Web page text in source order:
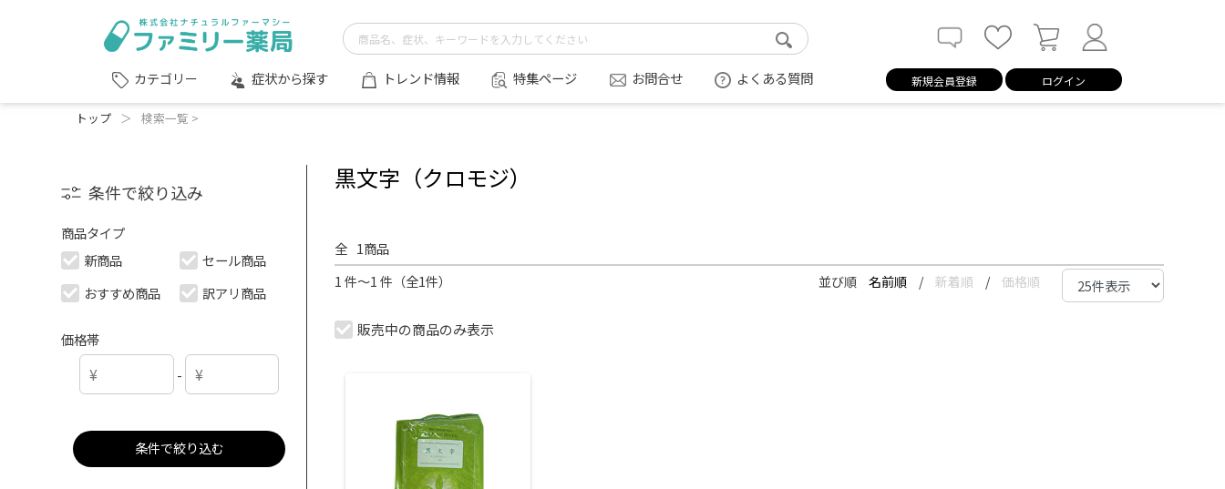
カテゴリー 症状から探す トレンド情報 特集ページ お問合せ よくある質問 新規会員登録 ログイン
トップ ＞ 検索一覧 >
条件で絞り込み
商品タイプ
新商品
セール商品
おすすめ商品
訳アリ商品
価格帯
-
条件で絞り込む
黒文字（クロモジ）
全 1商品
1 件～1 件（全1件）
並び順 名前順 / 新着順 / 価格順
販売中の商品のみ表示